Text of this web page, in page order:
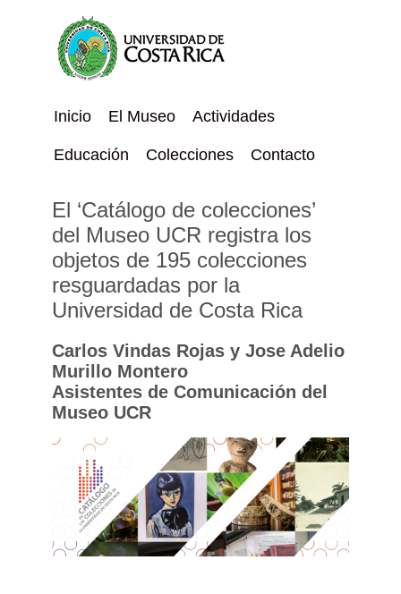
Inicio El Museo Actividades
Educación Colecciones Contacto
El ‘Catálogo de colecciones’
del Museo UCR registra los
objetos de 195 colecciones
resguardadas por la
Universidad de Costa Rica
Carlos Vindas Rojas y Jose Adelio
Murillo Montero
Asistentes de Comunicación del
Museo UCR